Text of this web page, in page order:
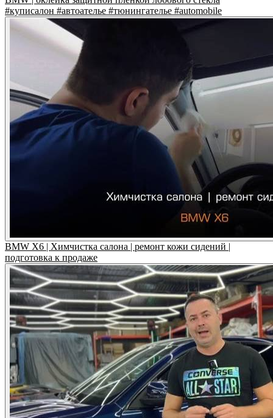
#куписалон #автоателье #тюнингателье #automobile
BMW X6 | Химчистка салона | ремонт кожи сидений |
подготовка к продаже